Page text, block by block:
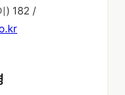
) 182 /